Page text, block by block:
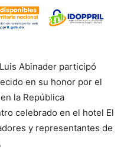
Abinader participó
en su honor por el
la República
celebrado en el hotel El
y representantes de